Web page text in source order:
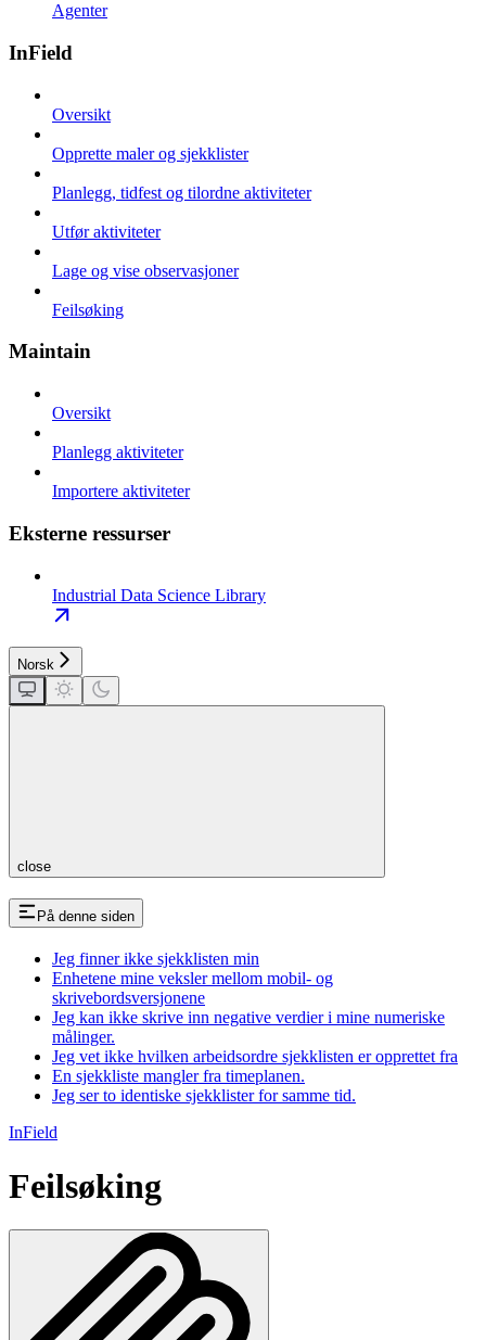
Agenter
InField
Oversikt
Opprette maler og sjekklister
Planlegg, tidfest og tilordne aktiviteter
Utfør aktiviteter
Lage og vise observasjoner
Feilsøking
Maintain
Oversikt
Planlegg aktiviteter
Importere aktiviteter
Eksterne ressurser
Industrial Data Science Library
Norsk
close
På denne siden
Jeg finner ikke sjekklisten min
Enhetene mine veksler mellom mobil- og
skrivebordsversjonene
Jeg kan ikke skrive inn negative verdier i mine numeriske
målinger.
Jeg vet ikke hvilken arbeidsordre sjekklisten er opprettet fra
En sjekkliste mangler fra timeplanen.
Jeg ser to identiske sjekklister for samme tid.
InField
Feilsøking